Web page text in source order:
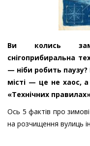
Ви колись
снігоприбиральна
— ніби робить
місті — це не хаос,
«Технічних
Ось 5 фактів про
на розчищення вулиць